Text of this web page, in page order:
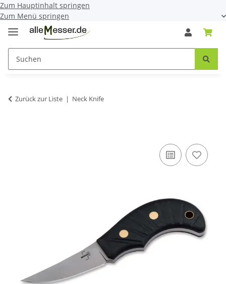
Zum Hauptinhalt springen
Zum Menü springen
Zurück zur Liste Neck Knife